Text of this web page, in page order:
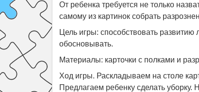
От ребенка требуется не только
самому из картинок собрать
Цель игры: способствовать
обосновывать.
Материалы: карточки с полками и
Ход игры. Раскладываем на столе
Предлагаем ребенку сделать